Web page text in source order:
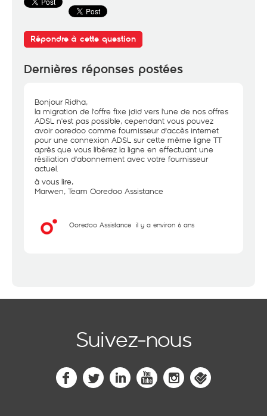
Répondre à cette question
Dernières réponses postées
Bonjour Ridha,
la migration de l'offre fixe jdid vers l'une de nos offres
ADSL n'est pas possible, cependant vous pouvez
avoir ooredoo comme fournisseur d'accès internet
pour une connexion ADSL sur cette même ligne TT
après que vous libérez la ligne en effectuant une
résiliation d'abonnement avec votre fournisseur
actuel.
à vous lire,
Marwen, Team Ooredoo Assistance
Ooredoo Assistance il y a environ 6 ans
Suivez-nous